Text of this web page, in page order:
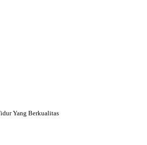
Yang Berkualitas